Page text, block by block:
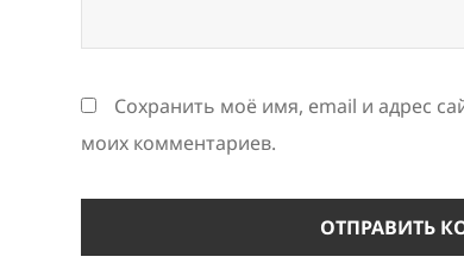
Сохранить моё имя, email и адрес
моих комментариев.